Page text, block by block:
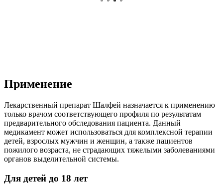
Применение
Лекарственный препарат Шалфей назначается к применению
только врачом соответствующего профиля по результатам
предварительного обследования пациента. Данный
медикамент может использоваться для комплексной терапии
детей, взрослых мужчин и женщин, а также пациентов
пожилого возраста, не страдающих тяжелыми заболеваниями
органов выделительной системы.
Для детей до 18 лет